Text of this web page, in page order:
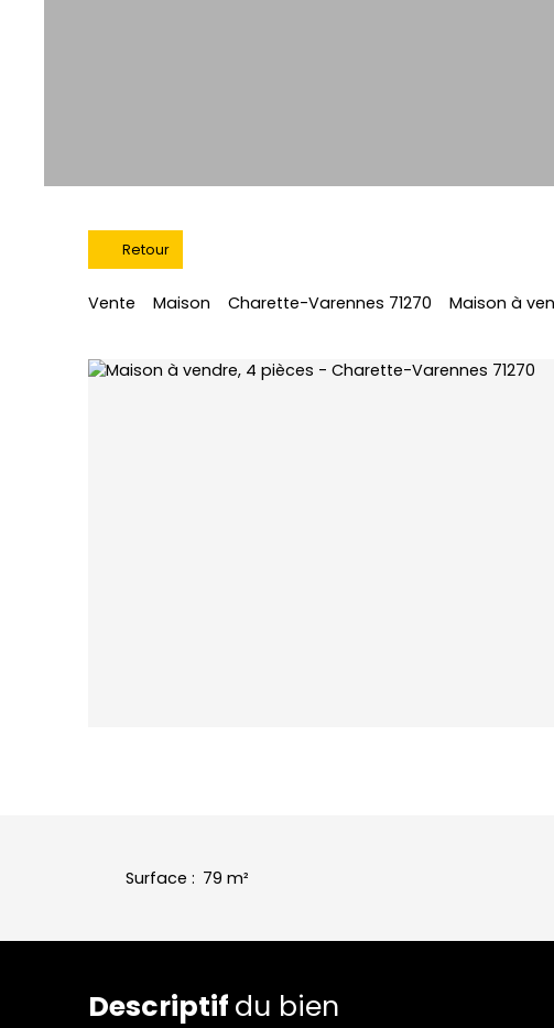
Retour
Vente Maison Charette-Varennes 71270 Maison à
Surface : 79 m²
Descriptif du bien